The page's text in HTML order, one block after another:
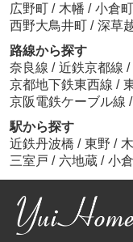
広野町 / 木幡 / 小倉町
西野大鳥井町 / 深草
路線から探す
奈良線 / 近鉄京都線 /
京都地下鉄東西線 /
京阪電鉄ケーブル線 /
駅から探す
近鉄丹波橋 / 東野 /
三室戸 / 六地蔵 / 小倉